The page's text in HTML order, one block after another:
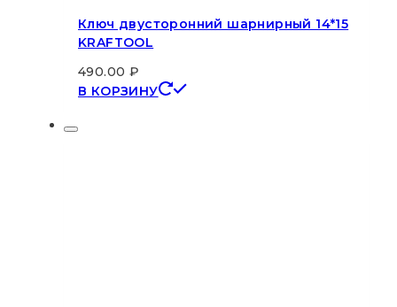
Ключ двусторонний шарнирный 14*15
KRAFTOOL
490.00 ₽
В КОРЗИНУ